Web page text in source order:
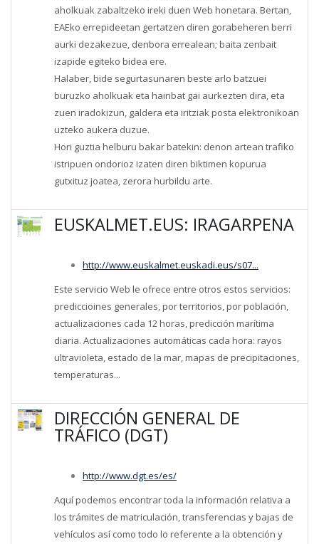
aholkuak zabaltzeko ireki duen Web honetara. Bertan,
EAEko errepideetan gertatzen diren gorabeheren berri
aurki dezakezue, denbora errealean; baita zenbait
izapide egiteko bidea ere.
Halaber, bide segurtasunaren beste arlo batzuei
buruzko aholkuak eta hainbat gai aurkezten dira, eta
zuen iradokizun, galdera eta iritziak posta elektronikoan
uzteko aukera duzue.
Hori guztia helburu bakar batekin: denon artean trafiko
istripuen ondorioz izaten diren biktimen kopurua
gutxituz joatea, zerora hurbildu arte.
EUSKALMET.EUS: IRAGARPENA
http://www.euskalmet.euskadi.eus/s07...
Este servicio Web le ofrece entre otros estos servicios:
prediccioines generales, por territorios, por población,
actualizaciones cada 12 horas, predicción marítima
diaria. Actualizaciones automáticas cada hora: rayos
ultravioleta, estado de la mar, mapas de precipitaciones,
temperaturas...
DIRECCIÓN GENERAL DE
TRÁFICO (DGT)
http://www.dgt.es/es/
Aquí podemos encontrar toda la información relativa a
los trámites de matriculación, transferencias y bajas de
vehículos así como todo lo referente a la obtención y